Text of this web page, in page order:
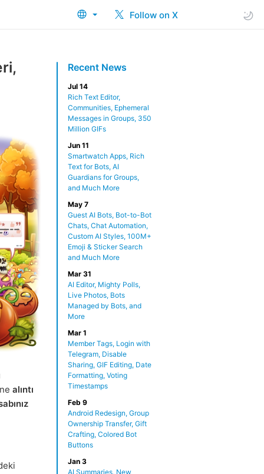
Follow on X
Recent News
Jul 14
Rich Text Editor,
Communities, Ephemeral
Messages in Groups, 350
Million GIFs
Jun 11
Smartwatch Apps, Rich
Text for Bots, AI
Guardians for Groups,
and Much More
May 7
Guest AI Bots, Bot-to-Bot
Chats, Chat Automation,
Custom AI Styles, 100M+
Emoji & Sticker Search
and Much More
Mar 31
AI Editor, Mighty Polls,
Live Photos, Bots
Managed by Bots, and
More
Mar 1
Member Tags, Login with
Telegram, Disable
Sharing, GIF Editing, Date
Formatting, Voting
Timestamps
Feb 9
Android Redesign, Group
Ownership Transfer, Gift
Crafting, Colored Bot
Buttons
Jan 3
AI Summaries, New
alıntı